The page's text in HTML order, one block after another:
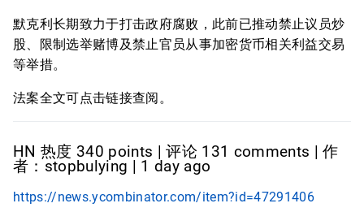
默克利长期致力于打击政府腐败，此前已推动禁止议员炒
股、限制选举赌博及禁止官员从事加密货币相关利益交易
等举措。
法案全文可点击链接查阅。
HN 热度 340 points | 评论 131 comments | 作
者：stopbulying | 1 day ago
https://news.ycombinator.com/item?id=47291406